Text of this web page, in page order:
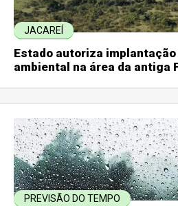
JACAREÍ
Estado autoriza
ambiental na área da antiga
PREVISÃO DO TEMPO